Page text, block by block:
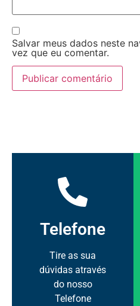
Salvar meus dados neste
vez que eu comentar.
Telefone
Tire as sua
dúvidas através
do nosso
Telefone